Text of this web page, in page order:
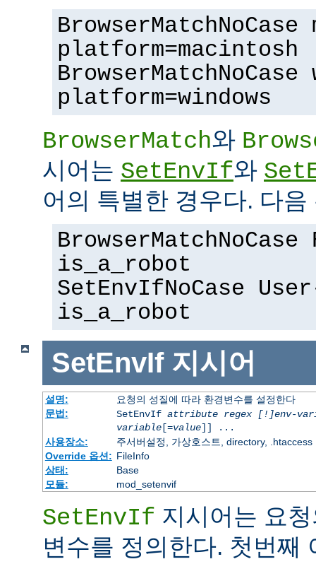
BrowserMatchNoCase
platform=macintosh
BrowserMatchNoCase
platform=windows
BrowserMatch와
시어는 SetEnvIf와
어의 특별한 경우다. 다
BrowserMatchNoCase
is_a_robot
SetEnvIfNoCase
is_a_robot
SetEnvIf 지시어
설명:
요청의 성질에 따라 환경변수를 설정한다
문법:
SetEnvIf attribute regex [!]env-
variable[=value]] ...
사용장소:
주서버설정, 가상호스트, directory, .htaccess
Override 옵션: FileInfo
상태:
Base
모듈:
mod_setenvif
SetEnvIf 지시어는 요
변수를 정의한다. 첫번째